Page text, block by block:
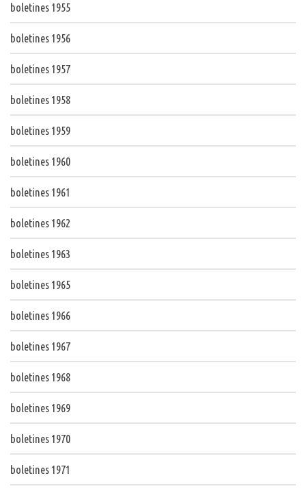
boletines 1955
boletines 1956
boletines 1957
boletines 1958
boletines 1959
boletines 1960
boletines 1961
boletines 1962
boletines 1963
boletines 1965
boletines 1966
boletines 1967
boletines 1968
boletines 1969
boletines 1970
boletines 1971